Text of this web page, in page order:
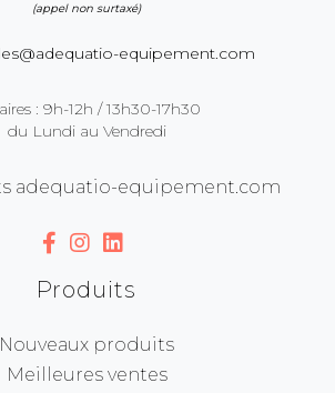
(appel non surtaxé)
equipement.com
: 9h-12h / 13h30-17h30
du Lundi au Vendredi
Produits
Nouveaux produits
Meilleures ventes